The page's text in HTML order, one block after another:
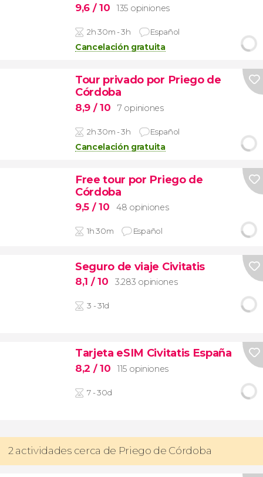
9,6 / 10 135 opiniones
2h 30m - 3h Español
Cancelación gratuita
Tour privado por Priego de
Córdoba
8,9 / 10 7 opiniones
2h 30m - 3h Español
Cancelación gratuita
Free tour por Priego de
Córdoba
9,5 / 10 48 opiniones
1h 30m Español
Seguro de viaje Civitatis
8,1 / 10 3.283 opiniones
3 - 31d
Tarjeta eSIM Civitatis España
8,2 / 10 115 opiniones
7 - 30d
2 actividades cerca de Priego de Córdoba